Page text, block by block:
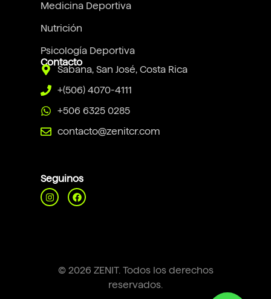
Medicina Deportiva
Nutrición
Psicología Deportiva
Contacto
Sabana, San José, Costa Rica
+(506) 4070-4111
+506 6325 0285
contacto@zenitcr.com
Seguinos
© 2026 ZENIT. Todos los derechos
reservados.